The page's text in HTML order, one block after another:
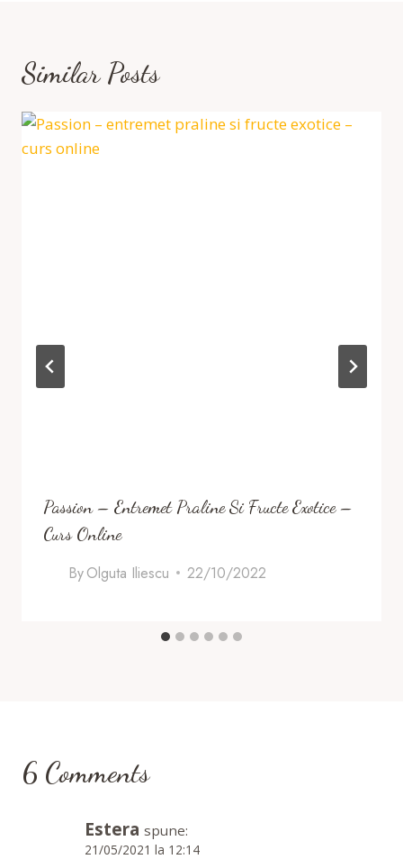
Similar Posts
Passion – Entremet Praline Si Fructe Exotice –
Curs Online
ByOlguta Iliescu 22/10/2022
6 Comments
Estera spune:
21/05/2021 la 12:14